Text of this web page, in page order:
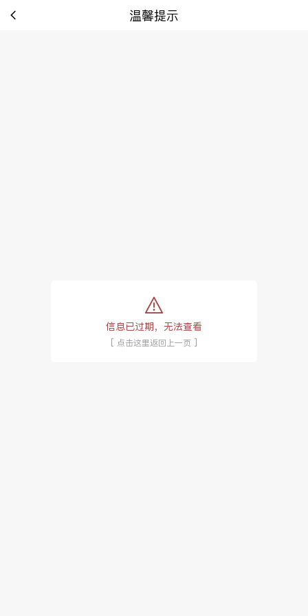
温馨提示
tip:
信息已过期，无法查看
[ 点击这里返回上一页 ]